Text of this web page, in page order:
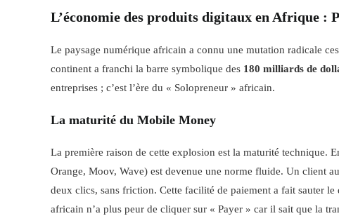
L’économie des produits digitaux en Afrique :
Le paysage numérique africain a connu une mutation radicale
continent a franchi la barre symbolique des 180 milliards de
entreprises ; c’est l’ère du « Solopreneur » africain.
La maturité du Mobile Money
La première raison de cette explosion est la maturité technique.
Orange, Moov, Wave) est devenue une norme fluide. Un client
deux clics, sans friction. Cette facilité de paiement a fait sauter
africain n’a plus peur de cliquer sur « Payer » car il sait que la